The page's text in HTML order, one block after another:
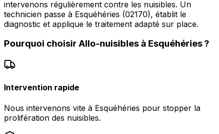
intervenons régulièrement contre les nuisibles. Un
technicien passe à Esquéhéries (02170), établit le
diagnostic et applique le traitement adapté sur place.
Pourquoi choisir Allo-nuisibles à Esquéhéries?
Intervention rapide
Nous intervenons vite à Esquéhéries pour stopper la
prolifération des nuisibles.